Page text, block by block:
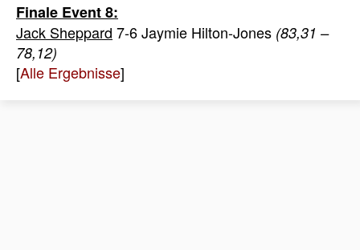
Finale Event 8:
Jack Sheppard 7-6 Jaymie Hilton-Jones (83,31 –
78,12)
[Alle Ergebnisse]